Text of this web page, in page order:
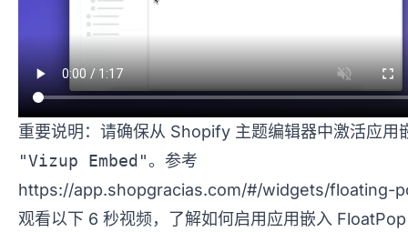
重要说明：请确保从 Shopify 主题编辑器中激活应用
"Vizup Embed"。参考
https://app.shopgracias.com/#/widgets/floating-
观看以下 6 秒视频，了解如何启用应用嵌入 FloatPop